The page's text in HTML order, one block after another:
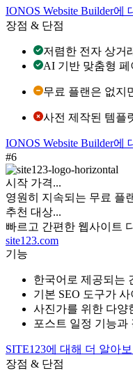
IONOS Website Builder에
장점 & 단점
저렴한 전자 상거
AI 기반 맞춤형 페
무료 플랜은 없지
사전 제작된 템플
IONOS Website Builder에
#6
시작 가격...
영원히 지속되는 무료 플
추천 대상...
빠르고 간편한 웹사이트
site123.com
기능
한국어로 제공되는
기본 SEO 도구가
사진가를 위한 다양
포스트 일정 기능과
SITE123에 대해 더 알아보
장점 & 단점